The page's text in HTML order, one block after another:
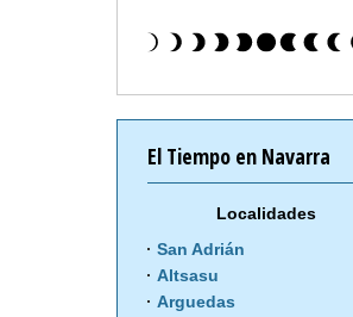
El Tiempo en Navarra
Localidades
San Adrián
Altsasu
Arguedas